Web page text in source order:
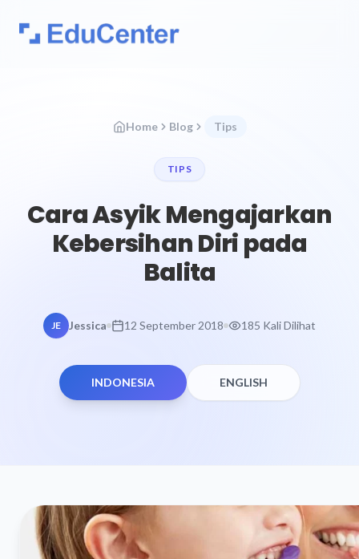
Home Blog Tips
TIPS
Cara Asyik Mengajarkan
Kebersihan Diri pada
Balita
JE Jessica 12 September 2018 185 Kali Dilihat
INDONESIA ENGLISH